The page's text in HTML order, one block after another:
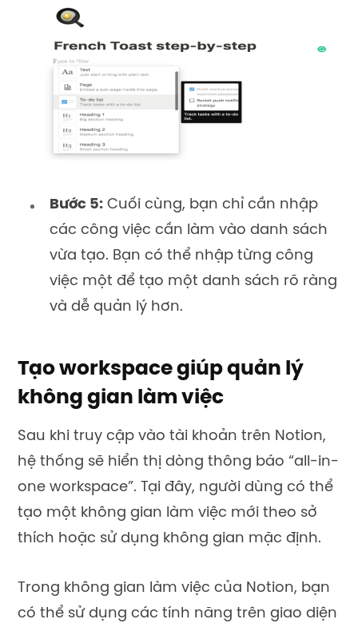
Bước 5: Cuối cùng, bạn chỉ cần nhập
các công việc cần làm vào danh sách
vừa tạo. Bạn có thể nhập từng công
việc một để tạo một danh sách rõ ràng
và dễ quản lý hơn.
Tạo workspace giúp quản lý
không gian làm việc
Sau khi truy cập vào tài khoản trên Notion,
hệ thống sẽ hiển thị dòng thông báo “all-in-
one workspace”. Tại đây, người dùng có thể
tạo một không gian làm việc mới theo sở
thích hoặc sử dụng không gian mặc định.
Trong không gian làm việc của Notion, bạn
có thể sử dụng các tính năng trên giao diện